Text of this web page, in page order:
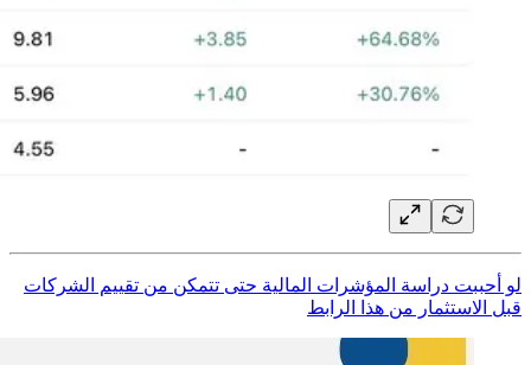
لو أحببت دراسة المؤشرات المالية حتى تتمكن من تقييم الشركات
قبل الاستثمار من هذا الرابط